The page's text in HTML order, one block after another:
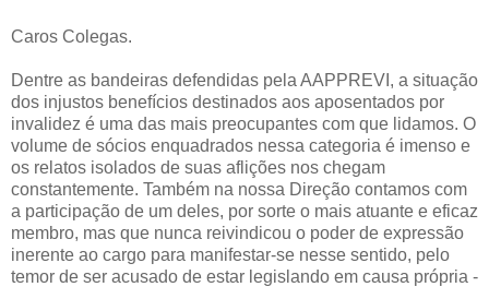
Caros Colegas.
Dentre as bandeiras defendidas pela AAPPREVI, a situação
dos injustos benefícios destinados aos aposentados por
invalidez é uma das mais preocupantes com que lidamos. O
volume de sócios enquadrados nessa categoria é imenso e
os relatos isolados de suas aflições nos chegam
constantemente. Também na nossa Direção contamos com
a participação de um deles, por sorte o mais atuante e eficaz
membro, mas que nunca reivindicou o poder de expressão
inerente ao cargo para manifestar-se nesse sentido, pelo
temor de ser acusado de estar legislando em causa própria -